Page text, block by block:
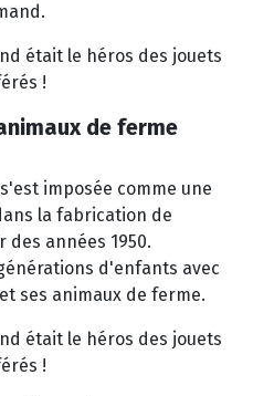
de ferme
imposée comme une
la fabrication de
années 1950.
d'enfants avec
ses animaux de ferme.